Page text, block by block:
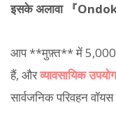
इसके अलावा 『
आप **मुफ़्त** में 5,000
हैं, औरव्यावसायिक
सार्वजनिक परिवहन